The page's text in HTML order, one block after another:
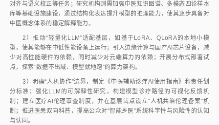
对齐与语义校正等任务；研究机构则需加强中医知识图谱、多模态四诊样本
库等基础设施建设，通过结构化表达提升模型的推理能力，使其逐步具备对
中医概念体系的稳定解释能力。
2）推动“轻量化LLM”适配基层，如基于LoRA、QLoRA的本地小模
型，使其能够在中低性能设备上运行；引入边缘计算与国产AI芯片设备，减
少对高性能硬件的依赖，同时减少对云端算力的依赖；开展分布式部署试
点，探索“数据不出域、模型就地跑”的算力架构。
3）明确“人机协作”边界，制定《中医辅助诊疗AI使用指南》和责任划
分标准；强化LLM的可解释性研究，构建模型诊疗路径的可视化反馈机
制；建立医疗AI伦理审查制度，并在基层试点设立“人机共治伦理备案”机
制；推进医患双向科普，提高公众对“智能乡医”系统科学性与风险性的认知
与认同。